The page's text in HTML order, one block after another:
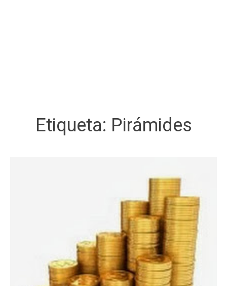
Etiqueta: Pirámides